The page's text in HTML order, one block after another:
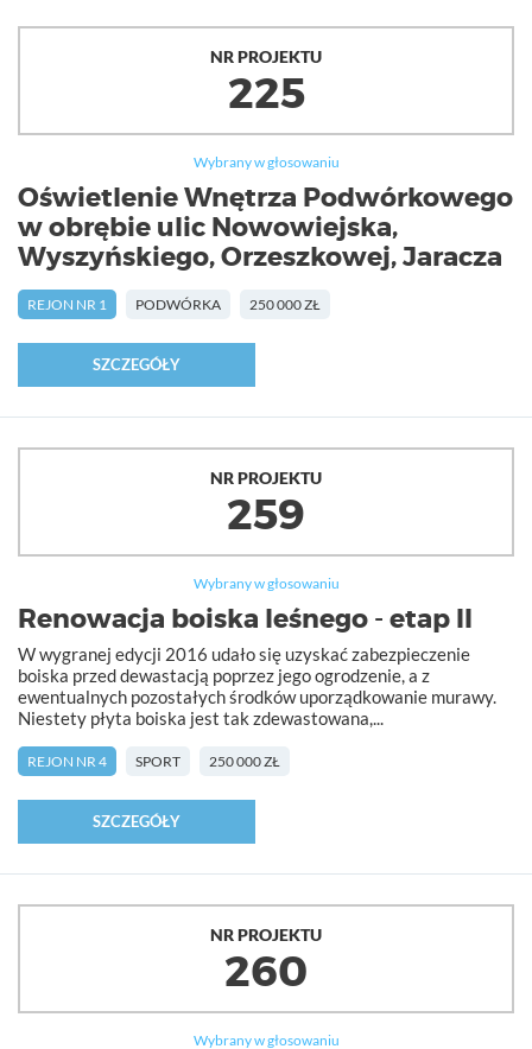
NR PROJEKTU
225
Wybrany w głosowaniu
Oświetlenie Wnętrza Podwórkowego
w obrębie ulic Nowowiejska,
Wyszyńskiego, Orzeszkowej, Jaracza
REJON NR 1 PODWÓRKA 250 000 ZŁ
SZCZEGÓŁY
NR PROJEKTU
259
Wybrany w głosowaniu
Renowacja boiska leśnego - etap II
W wygranej edycji 2016 udało się uzyskać zabezpieczenie
boiska przed dewastacją poprzez jego ogrodzenie, a z
ewentualnych pozostałych środków uporządkowanie murawy.
Niestety płyta boiska jest tak zdewastowana,...
REJON NR 4 SPORT 250 000 ZŁ
SZCZEGÓŁY
NR PROJEKTU
260
Wybrany w głosowaniu